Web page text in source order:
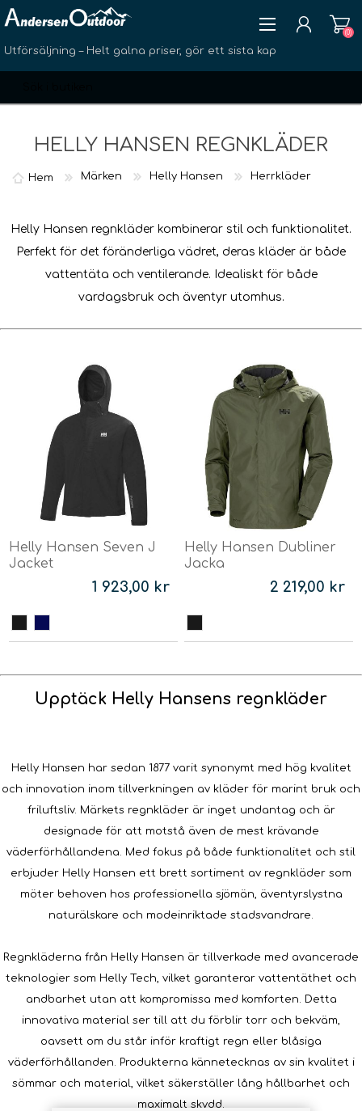
Utförsäljning – Helt galna priser, gör ett sista kap
ÖNSKELISTA
(0)
HELLY HANSEN REGNKLÄDER
Hem Märken Helly Hansen Herrkläder
Helly Hansen regnkläder kombinerar stil och funktionalitet.
Perfekt för det föränderliga vädret, deras kläder är både
vattentäta och ventilerande. Idealiskt för både
vardagsbruk och äventyr utomhus.
Helly Hansen Seven J
Jacket
1 923,00 kr
Helly Hansen Dubliner
Jacka
2 219,00 kr
Upptäck Helly Hansens regnkläder
Helly Hansen har sedan 1877 varit synonymt med hög kvalitet
och innovation inom tillverkningen av kläder för marint bruk och
friluftsliv. Märkets regnkläder är inget undantag och är
designade för att motstå även de mest krävande
väderförhållandena. Med fokus på både funktionalitet och stil
erbjuder Helly Hansen ett brett sortiment av regnkläder som
möter behoven hos professionella sjömän, äventyrslystna
naturälskare och modeinriktade stadsvandrare.
Regnkläderna från Helly Hansen är tillverkade med avancerade
teknologier som Helly Tech, vilket garanterar vattentäthet och
andbarhet utan att kompromissa med komforten. Detta
innovativa material ser till att du förblir torr och bekväm,
oavsett om du står inför kraftigt regn eller blåsiga
väderförhållanden. Produkterna kännetecknas av sin kvalitet i
sömmar och material, vilket säkerställer lång hållbarhet och
maximalt skydd.